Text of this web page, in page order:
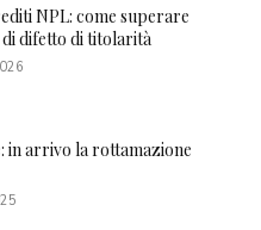
NPL: come superare
di difetto di titolarità
in arrivo la rottamazione